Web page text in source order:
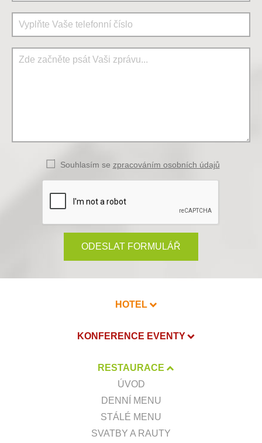
Souhlasím se zpracováním osobních údajů
ODESLAT FORMULÁŘ
HOTEL
KONFERENCE EVENTY
RESTAURACE
ÚVOD
DENNÍ MENU
STÁLÉ MENU
SVATBY A RAUTY